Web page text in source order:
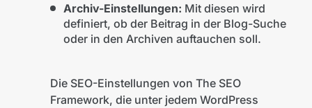
Archiv-Einstellungen: Mit diesen wird
definiert, ob der Beitrag in der Blog-Suche
oder in den Archiven auftauchen soll.
Die SEO-Einstellungen von The SEO
Framework, die unter jedem WordPress